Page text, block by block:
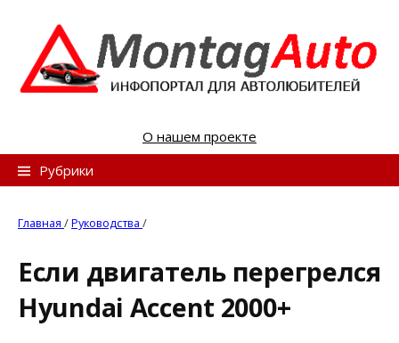
n
О нашем проекте
Рубрики
и
Главная /Руководства /
Если двигатель перегрелся
Hyundai Accent 2000+